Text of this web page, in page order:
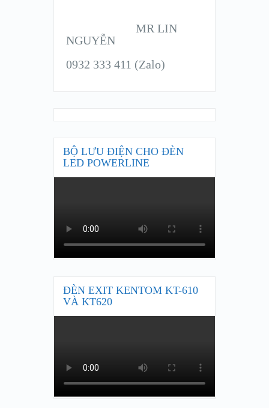
MR LIN
NGUYỄN
0932 333 411 (Zalo)
BỘ LƯU ĐIỆN CHO ĐÈN
LED POWERLINE
ĐÈN EXIT KENTOM KT-610
VÀ KT620